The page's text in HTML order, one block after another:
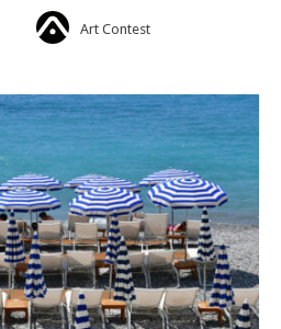
Art Contest